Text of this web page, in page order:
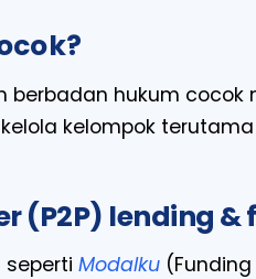
berbadan hukum cocok
kelompok
(P2P) lending &
seperti Modalku